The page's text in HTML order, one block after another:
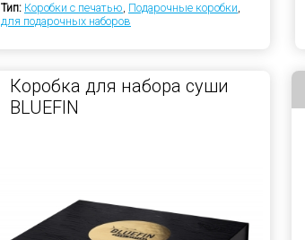
Тип: Коробки с печатью, Подарочные коробки,
для подарочных наборов
Коробка для набора суши
BLUEFIN